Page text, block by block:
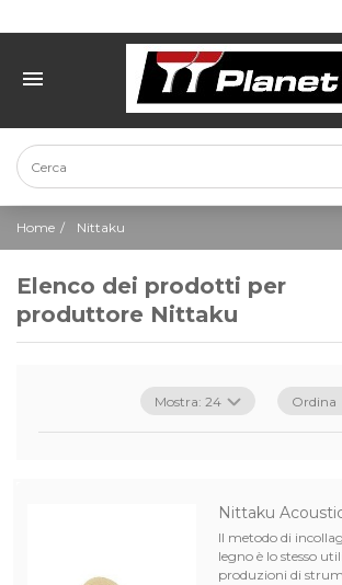
Home Nittaku
Elenco dei prodotti per
produttore Nittaku
Nittaku
Il metodo di
legno è lo stesso
produzioni di